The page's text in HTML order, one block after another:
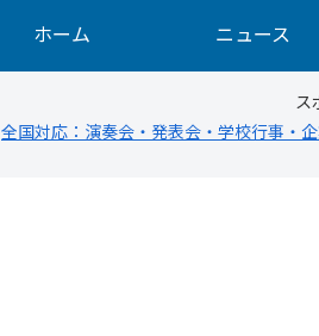
ホーム ニュース
ス
全国対応：演奏会・発表会・学校行事・